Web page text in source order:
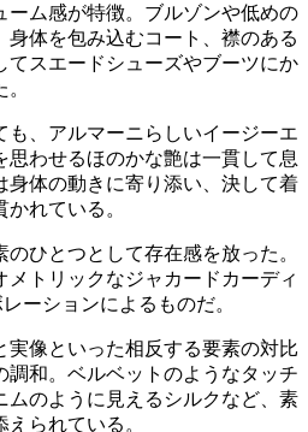
ーム感が特徴。ブルゾンや低めの
身体を包み込むコート、襟のある
てスエードシューズやブーツにか
も、アルマーニらしいイージーエ
思わせるほのかな艶は一貫して息
身体の動きに寄り添い、決して着
れている。
ひとつとして存在感を放った。
メトリックなジャカードカーディ
ーションによるものだ。
実像といった相反する要素の対比
調和。ベルベットのようなタッチ
ムのように見えるシルクなど、素
られている。